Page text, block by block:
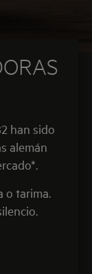
han sido
alemán
o tarima.